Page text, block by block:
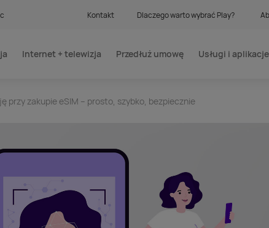
Kontakt Dlaczego warto wybrać Play?
Internet + telewizja Przedłuż umowę Usługi i aplikacje
przy zakupie eSIM – prosto, szybko, bezpiecznie